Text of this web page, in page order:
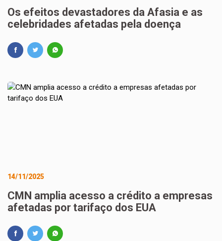
Os efeitos devastadores da Afasia e as
celebridades afetadas pela doença
14/11/2025
CMN amplia acesso a crédito a empresas
afetadas por tarifaço dos EUA